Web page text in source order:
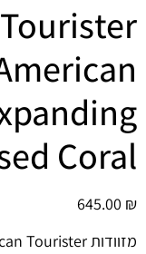
Coral
645.00 ₪